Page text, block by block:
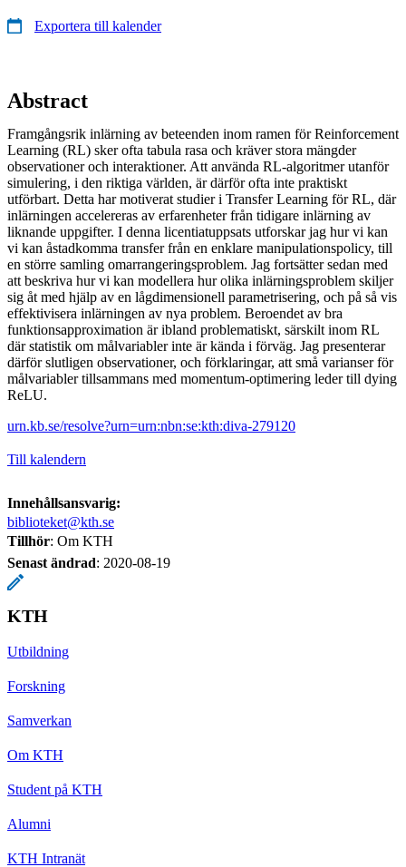
Exportera till kalender
Abstract
Framgångsrik inlärning av beteenden inom ramen för Reinforcement
Learning (RL) sker ofta tabula rasa och kräver stora mängder
observationer och interaktioner. Att använda RL-algoritmer utanför
simulering, i den riktiga världen, är därför ofta inte praktiskt
utförbart. Detta har motiverat studier i Transfer Learning för RL, där
inlärningen accelereras av erfarenheter från tidigare inlärning av
liknande uppgifter. I denna licentiatuppsats utforskar jag hur vi kan
vi kan åstadkomma transfer från en enklare manipulationspolicy, till
en större samling omarrangeringsproblem. Jag fortsätter sedan med
att beskriva hur vi kan modellera hur olika inlärningsproblem skiljer
sig åt med hjälp av en lågdimensionell parametrisering, och på så vis
effektivisera inlärningen av nya problem. Beroendet av bra
funktionsapproximation är ibland problematiskt, särskilt inom RL
där statistik om målvariabler inte är kända i förväg. Jag presenterar
därför slutligen observationer, och förklaringar, att små varianser för
målvariabler tillsammans med momentum-optimering leder till dying
ReLU.
urn.kb.se/resolve?urn=urn:nbn:se:kth:diva-279120
Till kalendern
Innehållsansvarig:
biblioteket@kth.se
Tillhör: Om KTH
Senast ändrad: 2020-08-19
KTH
Utbildning
Forskning
Samverkan
Om KTH
Student på KTH
Alumni
KTH Intranät